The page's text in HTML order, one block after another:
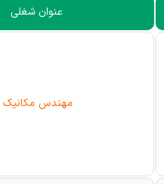
عنوان شغلی
مهندس مکانیک